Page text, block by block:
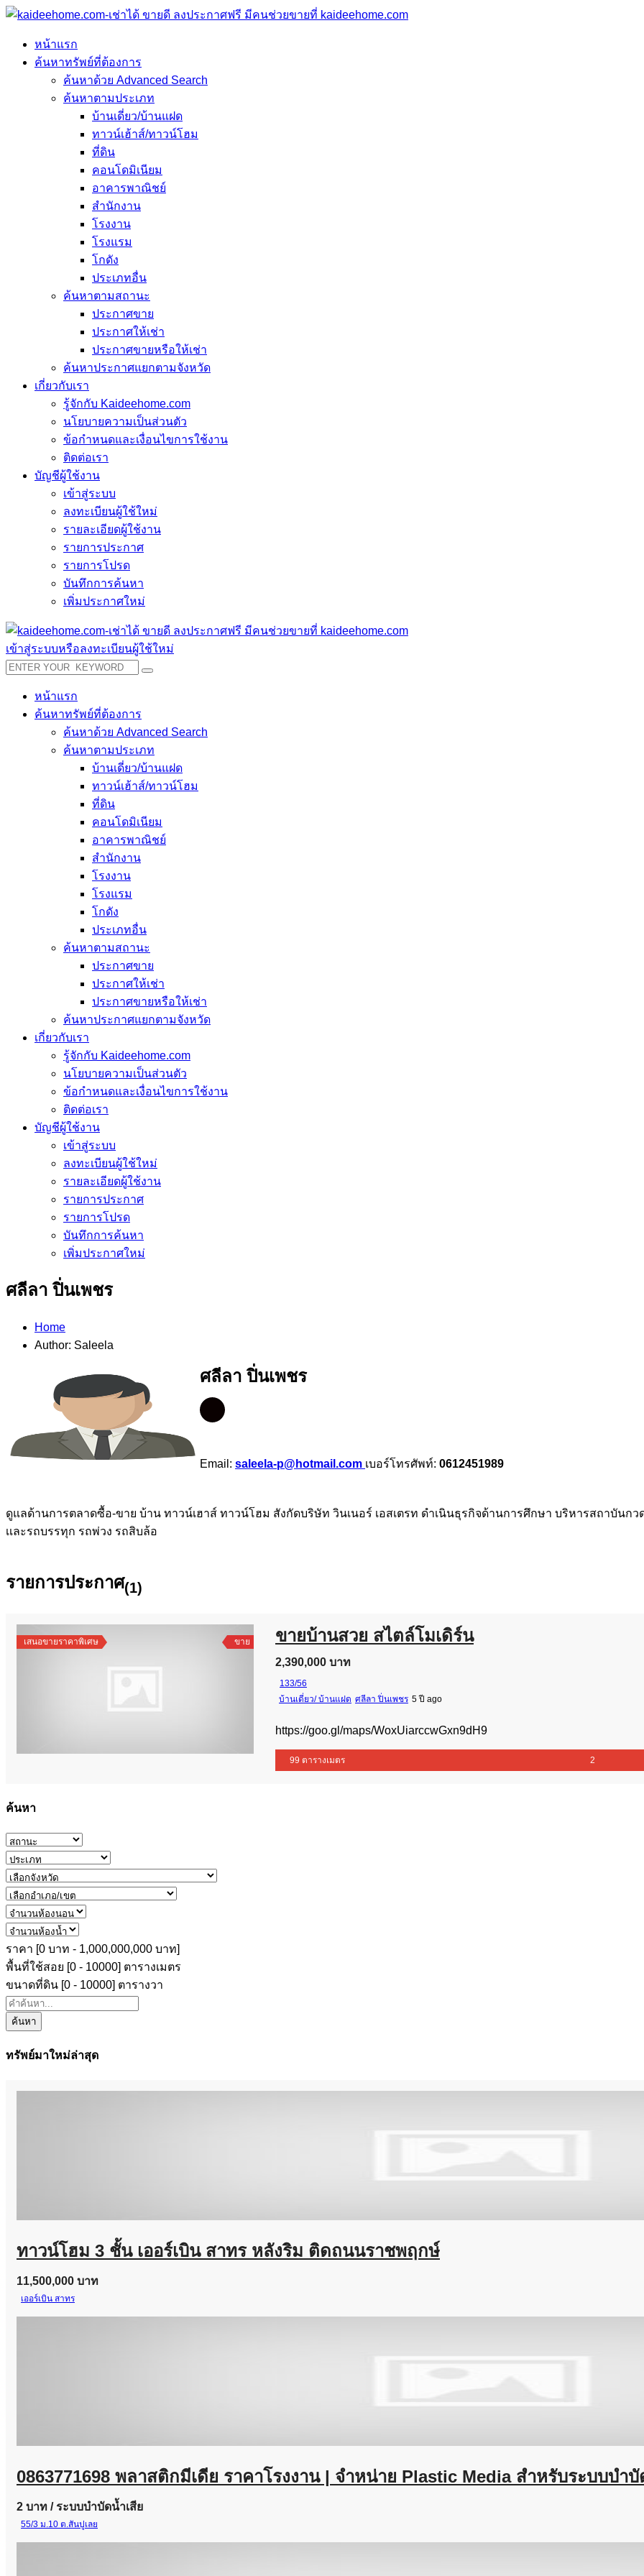
หน้าแรก
ค้นหาทรัพย์ที่ต้องการ
ค้นหาด้วย Advanced Search
ค้นหาตามประเภท
บ้านเดี่ยว/บ้านแฝด
ทาวน์เฮ้าส์/ทาวน์โฮม
ที่ดิน
คอนโดมิเนียม
อาคารพาณิชย์
สำนักงาน
โรงงาน
โรงแรม
โกดัง
ประเภทอื่น
ค้นหาตามสถานะ
ประกาศขาย
ประกาศให้เช่า
ประกาศขายหรือให้เช่า
ค้นหาประกาศแยกตามจังหวัด
เกี่ยวกับเรา
รู้จักกับ Kaideehome.com
นโยบายความเป็นส่วนตัว
ข้อกำหนดและเงื่อนไขการใช้งาน
ติดต่อเรา
บัญชีผู้ใช้งาน
เข้าสู่ระบบ
ลงทะเบียนผู้ใช้ใหม่
รายละเอียดผู้ใช้งาน
รายการประกาศ
รายการโปรด
บันทึกการค้นหา
เพิ่มประกาศใหม่
เข้าสู่ระบบหรือลงทะเบียนผู้ใช้ใหม่
หน้าแรก
ค้นหาทรัพย์ที่ต้องการ
ค้นหาด้วย Advanced Search
ค้นหาตามประเภท
บ้านเดี่ยว/บ้านแฝด
ทาวน์เฮ้าส์/ทาวน์โฮม
ที่ดิน
คอนโดมิเนียม
อาคารพาณิชย์
สำนักงาน
โรงงาน
โรงแรม
โกดัง
ประเภทอื่น
ค้นหาตามสถานะ
ประกาศขาย
ประกาศให้เช่า
ประกาศขายหรือให้เช่า
ค้นหาประกาศแยกตามจังหวัด
เกี่ยวกับเรา
รู้จักกับ Kaideehome.com
นโยบายความเป็นส่วนตัว
ข้อกำหนดและเงื่อนไขการใช้งาน
ติดต่อเรา
บัญชีผู้ใช้งาน
เข้าสู่ระบบ
ลงทะเบียนผู้ใช้ใหม่
รายละเอียดผู้ใช้งาน
รายการประกาศ
รายการโปรด
บันทึกการค้นหา
เพิ่มประกาศใหม่
ศลีลา ปิ่นเพชร
Home
Author: Saleela
ศลีลา ปิ่นเพชร
Email: saleela-p@hotmail.com เบอร์โทรศัพท์: 0612451989
ดูแลด้านการตลาดซื้อ-ขาย บ้าน ทาวน์เฮาส์ ทาวน์โฮม สังกัดบริษัท วินเนอร์ เอสเตรท ดำเนินธุรกิจด้านการศึกษา บริหารสถาบันก
เเละรถบรรทุก รถพ่วง รถสิบล้อ
รายการประกาศ(1)
เสนอขายราคาพิเศษ ขาย ขายบ้านสวย สไตล์โมเดิร์น
2,390,000 บาท
133/56
บ้านเดี่ยว/ บ้านแฝด ศลีลา ปิ่นเพชร 5 ปี ago
https://goo.gl/maps/WoxUiarccwGxn9dH9
99 ตารางเมตร 2
ค้นหา
ราคา [0 บาท - 1,000,000,000 บาท]
พื้นที่ใช้สอย [0 - 10000] ตารางเมตร
ขนาดที่ดิน [0 - 10000] ตารางวา
ค้นหา
ทรัพย์มาใหม่ล่าสุด
ทาวน์โฮม 3 ชั้น เออร์เบิน สาทร หลังริม ติดถนนราชพฤกษ์
11,500,000 บาท
เออร์เบิน สาทร
0863771698 พลาสติกมีเดีย ราคาโรงงาน | จำหน่าย Plastic Media สำหรับระบบบำบั
2 บาท / ระบบบำบัดน้ำเสีย
55/3 ม.10 ต.สันปูเลย